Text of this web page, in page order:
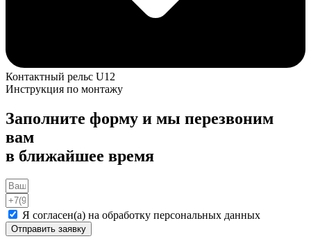
Контактный рельс U12
Инструкция по монтажу
Заполните форму и мы перезвоним
вам
в ближайшее время
Я согласен(а) на обработку персональных данных
Отправить заявку